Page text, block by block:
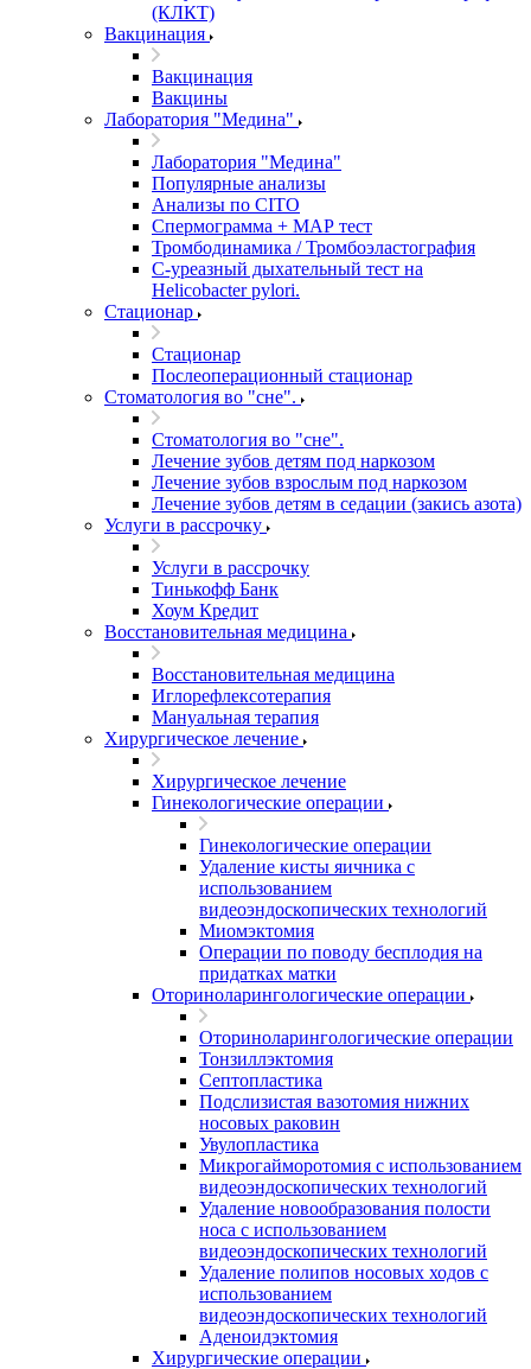
(КЛКТ)
Вакцинация
Вакцинация
Вакцины
Лаборатория "Медина"
Лаборатория "Медина"
Популярные анализы
Анализы по CITO
Спермограмма + МАР тест
Тромбодинамика / Тромбоэластография
С-уреазный дыхательный тест на
Helicobacter pylori.
Стационар
Стационар
Послеоперационный стационар
Стоматология во "сне".
Стоматология во "сне".
Лечение зубов детям под наркозом
Лечение зубов взрослым под наркозом
Лечение зубов детям в седации (закись азота)
Услуги в рассрочку
Услуги в рассрочку
Тинькофф Банк
Хоум Кредит
Восстановительная медицина
Восстановительная медицина
Иглорефлексотерапия
Мануальная терапия
Хирургическое лечение
Хирургическое лечение
Гинекологические операции
Гинекологические операции
Удаление кисты яичника с
использованием
видеоэндоскопических технологий
Миомэктомия
Операции по поводу бесплодия на
придатках матки
Оториноларингологические операции
Оториноларингологические операции
Тонзиллэктомия
Септопластика
Подслизистая вазотомия нижних
носовых раковин
Увулопластика
Микрогайморотомия с использованием
видеоэндоскопических технологий
Удаление новообразования полости
носа с использованием
видеоэндоскопических технологий
Удаление полипов носовых ходов с
использованием
видеоэндоскопических технологий
Аденоидэктомия
Хирургические операции